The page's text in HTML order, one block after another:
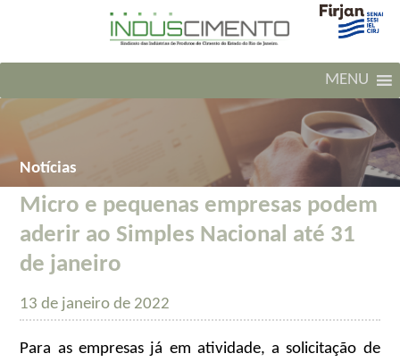
MENU
Notícias
Micro e pequenas empresas podem
aderir ao Simples Nacional até 31
de janeiro
13 de janeiro de 2022
Para as empresas já em atividade, a solicitação de